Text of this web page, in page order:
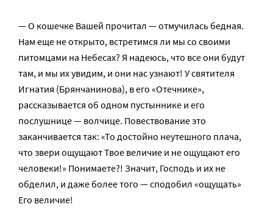
— О кошечке Вашей прочитал — отмучилась бедная.
Нам еще не открыто, встретимся ли мы со своими
питомцами на Небесах? Я надеюсь, что все они будут
там, и мы их увидим, и они нас узнают! У святителя
Игнатия (Брянчанинова), в его «Отечнике»,
рассказывается об одном пустыннике и его
послушнице — волчице. Повествование это
заканчивается так: «То достойно неутешного плача,
что звери ощущают Твое величие и не ощущают его
человеки!» Понимаете?! Значит, Господь и их не
обделил, и даже более того — сподобил «ощущать»
Его величие!